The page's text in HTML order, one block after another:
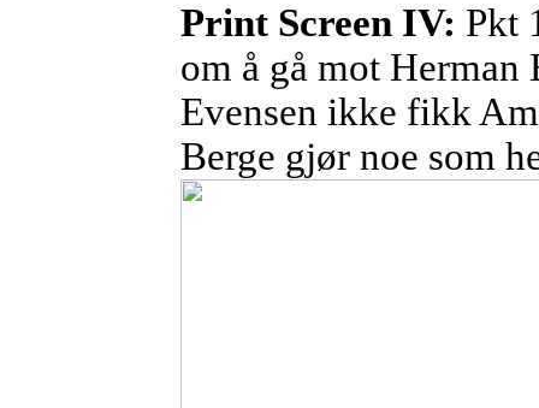
PrintScreen IV: Pkt
om å gå mot
Evensen ikke fikk
Berge gjør noe som